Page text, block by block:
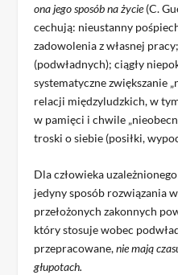
ona jego sposób na życie(C.
cechują: nieustanny
zadowolenia z własnej
(podwładnych); ciągły
systematyczne zwiększanie
relacji międzyludzkich, w
w pamięci i chwile
troski o siebie (posiłki,
Dla człowieka
jedyny sposób rozwiązania
przełożonych zakonnych
który stosuje wobec
przepracowane,nie mają
głupotach.